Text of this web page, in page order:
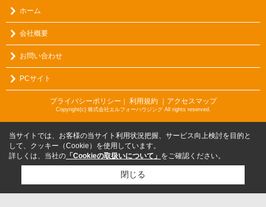
ホーム
会社概要
お問い合わせ
PCサイト
プライバシーポリシー ｜ 利用規約 ｜アクセスマップ
Copyright(c) 株式会社エルフォーハウジング All rights reserved.
当サイトでは、お客様の当サイト利用状況把握、サービス向上検討を目的と
して、クッキー（Cookie）を使用しています。
詳しくは、当社の 「Cookieの取扱いについて」 をご確認ください。
閉じる